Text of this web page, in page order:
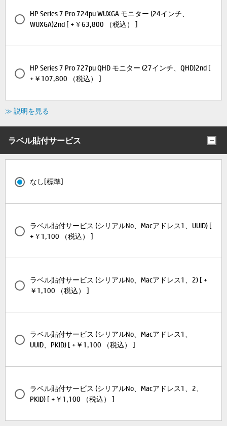
HP Series 7 Pro 724pu WUXGA モニター (24インチ、
WUXGA)2nd [ +￥63,800 （税込） ]
HP Series 7 Pro 727pu QHD モニター (27インチ、QHD)2nd [
+￥107,800 （税込） ]
≫ 説明を見る
ラベル貼付サービス
なし[標準]
ラベル貼付サービス (シリアルNo、Macアドレス1、UUID) [
+￥1,100 （税込） ]
ラベル貼付サービス (シリアルNo、Macアドレス1、2) [ +
￥1,100 （税込） ]
ラベル貼付サービス (シリアルNo、Macアドレス1、
UUID、PKID) [ +￥1,100 （税込） ]
ラベル貼付サービス (シリアルNo、Macアドレス1、2、
PKID) [ +￥1,100 （税込） ]